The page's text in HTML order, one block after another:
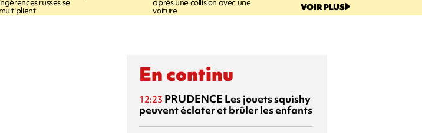
multiplient voiture VOIR PLUS
En continu
12:23 PRUDENCE Les jouets squishy
peuvent éclater et brûler les enfants